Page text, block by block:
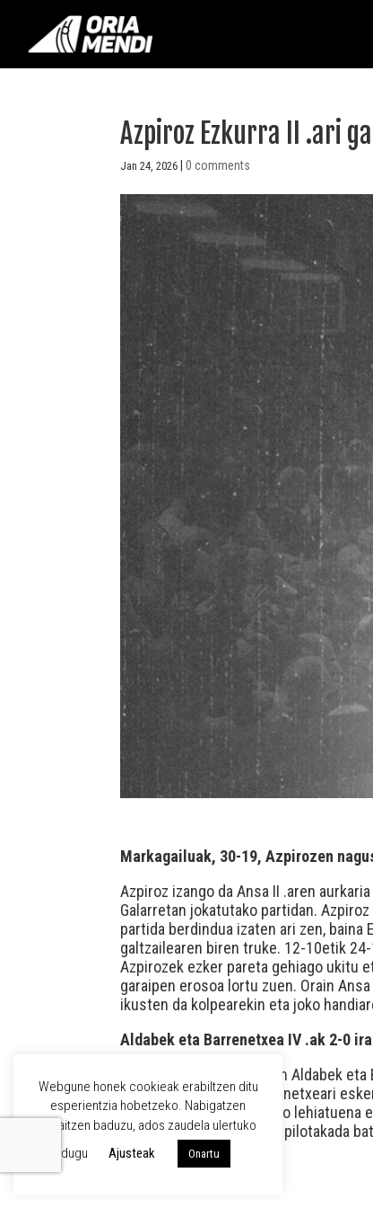
Azpiroz Ezkurra II .ari
Jan 24, 2026 |0 comments
Markagailuak, 30-19, Azpirozen
Azpiroz izango da Ansa II .aren
Galarretan jokatutako partidan.
partida berdindua izaten ari zen,
galtzailearen biren truke. 12-10etik
Azpirozek ezker pareta gehiago ukitu
garaipen erosoa lortu zuen. Orain
ikusten da kolpearekin eta joko
Aldabek eta Barrenetxea IV .ak 2-0
Binakako partida nagusian Aldabek
ibilaldi bat izan zen, Barrenetxeari
Bigarren seta jaialdi osoko lehiatuena
ondoren, Barrenetxearen pilotakada
Webgune honek cookieak erabiltzen ditu
esperientzia hobetzeko. Nabigatzen
jarraitzen baduzu, ados zaudela ulertuko
dugu
Ajusteak Onartu